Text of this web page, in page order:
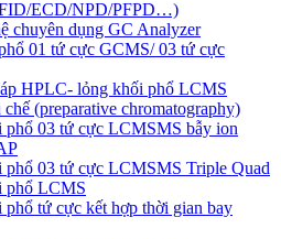
ECD/NPD/PFPD…)
chuyên dụng GC Analyzer
01 tứ cực GCMS/ 03 tứ cực
HPLC- lỏng khối phổ LCMS
(preparative chromatography)
phổ 03 tứ cực LCMSMS bẫy ion
phổ 03 tứ cực LCMSMS Triple Quad
phổ LCMS
phổ tứ cực kết hợp thời gian bay